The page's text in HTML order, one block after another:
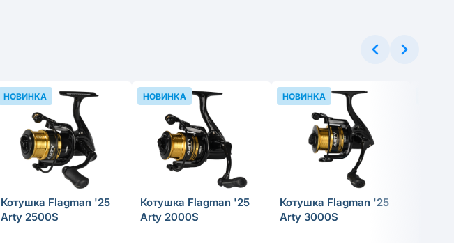
Котушка Flagman '25
Arty 2500S
НОВИНКА
Котушка Flagman '25
Arty 2000S
НОВИНКА
Котушка Flagman '25
Arty 3000S
НОВИНКА